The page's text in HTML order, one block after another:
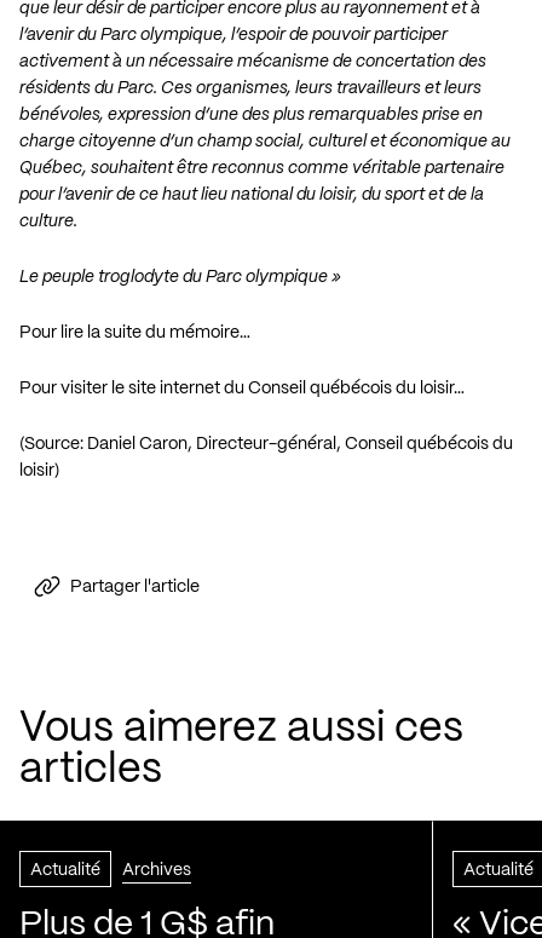
que leur désir de participer encore plus au rayonnement et à
l’avenir du Parc olympique, l’espoir de pouvoir participer
activement à un nécessaire mécanisme de concertation des
résidents du Parc. Ces organismes, leurs travailleurs et leurs
bénévoles, expression d’une des plus remarquables prise en
charge citoyenne d’un champ social, culturel et économique au
Québec, souhaitent être reconnus comme véritable partenaire
pour l’avenir de ce haut lieu national du loisir, du sport et de la
culture.
Le peuple troglodyte du Parc olympique »
Pour lire la suite du mémoire…
Pour visiter le site internet du Conseil québécois du loisir…
(Source: Daniel Caron, Directeur-général, Conseil québécois du
loisir)
Partager l'article
Vous aimerez aussi ces
articles
Actualité Archives
Plus de 1 G$ afin
Actualité
«